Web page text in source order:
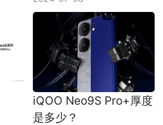
iQOO Neo9S Pro+厚度
是多少？